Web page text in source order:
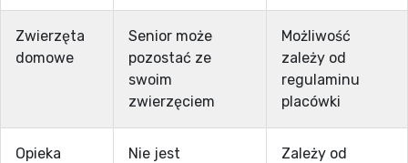
Zwierzęta
domowe
Senior może
pozostać ze
swoim
zwierzęciem
Możliwość
zależy od
regulaminu
placówki
Opieka
Nie jest
Zależy od